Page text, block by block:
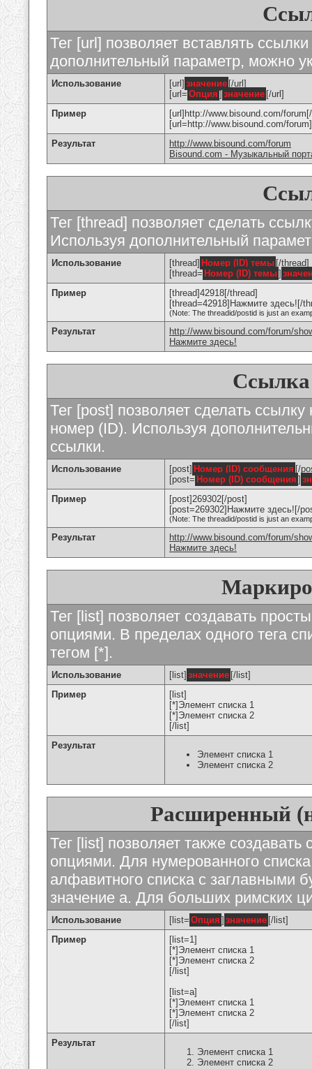
Тег [url] позволяет вставлять
дополнительный параметр, можно
Использование [url] значение [/url]
[url= Опция ] значение [/url]
Пример
[url]http://www.bisound.com/
[url=http://www.bisound.com/
Результат
http://www.bisound.com/forum
Bisound.com - Музыкальный
Тег [thread] позволяет сделать
Используя дополнительный
Использование [thread] Номер (ID) темы [/thread]
[thread= Номер (ID) темы]
Пример
[thread]42918[/thread]
[thread=42918]Нажмите здесь![/
(Note: The threadid/postid is just an
Результат
http://www.bisound.com/forum/
Нажмите здесь!
Ссылка
Тег [post] позволяет сделать
номер (ID). Используя
ссылки.
Использование [post] Номер (ID) сообщения [/
[post= Номер (ID) сообщения ]
Пример
[post]269302[/post]
[post=269302]Нажмите здесь![/
(Note: The threadid/postid is just an
Результат
http://www.bisound.com/forum/
Нажмите здесь!
Тег [list] позволяет создавать
опциями. В пределах одного тега
тегом [*].
Использование [list] значение [/list]
Пример
[list]
[*]Элемент списка 1
[*]Элемент списка 2
[/list]
Результат
Элемент списка 1
Элемент списка 2
Расширенный
Тег [list] позволяет также
опциями. Для нумерованного
алфавитного списка с заглавными
значение а. Для больших римских
Использование [list= Опция ] значение [/list]
Пример
[list=1]
[*]Элемент списка 1
[*]Элемент списка 2
[/list]
[list=a]
[*]Элемент списка 1
[*]Элемент списка 2
[/list]
Результат
Элемент списка 1
Элемент списка 2